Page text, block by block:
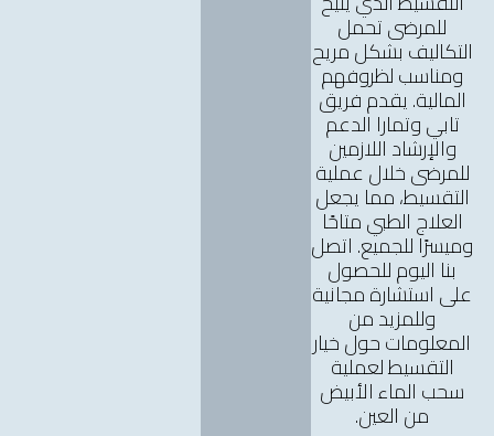
للمرضى تحمل
التكاليف بشكل مريح
ومناسب لظروفهم
المالية. يقدم فريق
تابي وتمارا الدعم
والإرشاد اللازمين
للمرضى خلال عملية
التقسيط، مما يجعل
العلاج الطبي متاحًا
وميسرًا للجميع. اتصل
بنا اليوم للحصول
على استشارة مجانية
وللمزيد من
المعلومات حول خيار
التقسيط لعملية
سحب الماء الأبيض
من العين.